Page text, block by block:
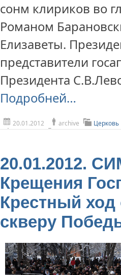
сонм клириков во
Романом
Елизаветы.
представители
Президента
Подробней…
20.01.2012 archive Церковь
20.01.2012.
Крещения
Крестный ход
скверу